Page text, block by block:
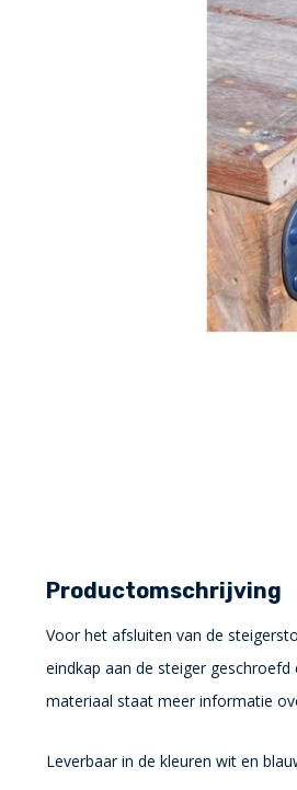
Productomschrijving
Voor het afsluiten van de
eindkap aan de steiger
materiaal staat meer informatie
Leverbaar in de kleuren wit en